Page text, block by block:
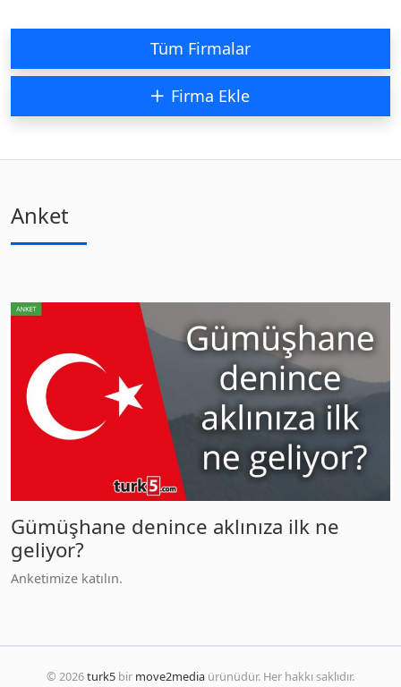
Tüm Firmalar
Firma Ekle
Anket
Gümüşhane denince aklınıza ilk ne
geliyor?
Anketimize katılın.
© 2026turk5 bir move2media ürünüdür. Her hakkı saklıdır.